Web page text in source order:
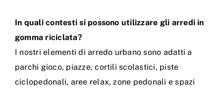
In quali contesti si possono utilizzare gli arredi in
gomma riciclata?
I nostri elementi di arredo urbano sono adatti a
parchi gioco, piazze, cortili scolastici, piste
ciclopedonali, aree relax, zone pedonali e spazi